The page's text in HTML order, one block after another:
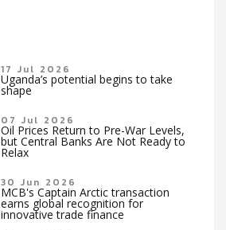
17 Jul 2026
Uganda’s potential begins to take
shape
07 Jul 2026
Oil Prices Return to Pre-War Levels,
but Central Banks Are Not Ready to
Relax
30 Jun 2026
MCB's Captain Arctic transaction
earns global recognition for
innovative trade finance